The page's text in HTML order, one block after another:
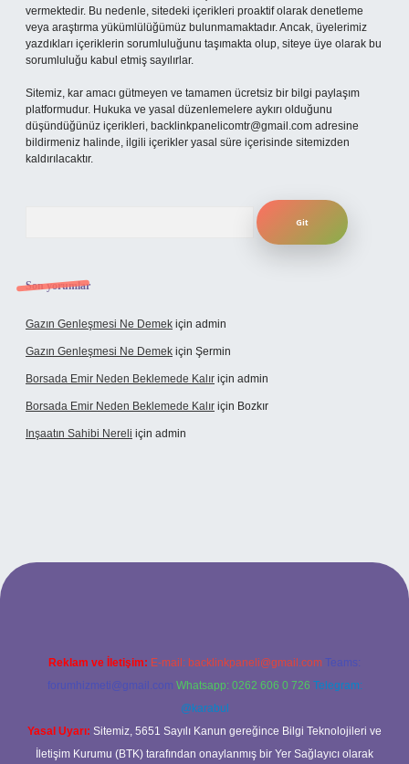
vermektedir. Bu nedenle, sitedeki içerikleri proaktif olarak denetleme
veya araştırma yükümlülüğümüz bulunmamaktadır. Ancak, üyelerimiz
yazdıkları içeriklerin sorumluluğunu taşımakta olup, siteye üye olarak bu
sorumluluğu kabul etmiş sayılırlar.
Sitemiz, kar amacı gütmeyen ve tamamen ücretsiz bir bilgi paylaşım
platformudur. Hukuka ve yasal düzenlemelere aykırı olduğunu
düşündüğünüz içerikleri, backlinkpanelicomtr@gmail.com adresine
bildirmeniz halinde, ilgili içerikler yasal süre içerisinde sitemizden
kaldırılacaktır.
Son yorumlar
Gazın Genleşmesi Ne Demek için admin
Gazın Genleşmesi Ne Demek için Şermin
Borsada Emir Neden Beklemede Kalır için admin
Borsada Emir Neden Beklemede Kalır için Bozkır
Inşaatın Sahibi Nereli için admin
Reklam ve İletişim: E-mail: backlinkpaneli@gmail.com Teams:
forumhizmeti@gmail.com Whatsapp: 0262 606 0 726 Telegram:
@karabul
Yasal Uyarı: Sitemiz, 5651 Sayılı Kanun gereğince Bilgi Teknolojileri ve
İletişim Kurumu (BTK) tarafından onaylanmış bir Yer Sağlayıcı olarak